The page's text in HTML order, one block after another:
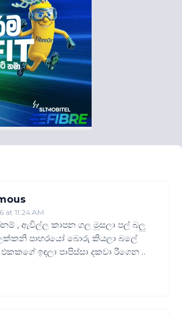
at 11:24 AM
, ඇවිල්ල කාපන ගල මූසලා පල් බලු
පාහරයෝ බොරු කියලා බලේ
ඉඳලා පාපිස්සා දකවා රීගෙන ..